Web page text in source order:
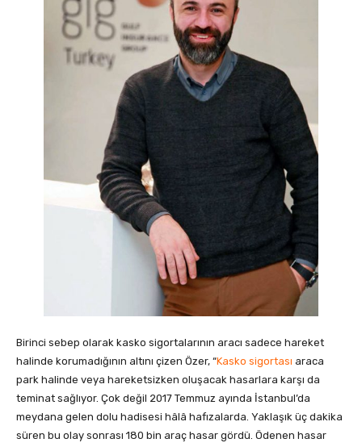
Birinci sebep olarak kasko sigortalarının aracı sadece hareket
halinde korumadığının altını çizen Özer, “Kasko sigortası araca
park halinde veya hareketsizken oluşacak hasarlara karşı da
teminat sağlıyor. Çok değil 2017 Temmuz ayında İstanbul’da
meydana gelen dolu hadisesi hâlâ hafızalarda. Yaklaşık üç dakika
süren bu olay sonrası 180 bin araç hasar gördü. Ödenen hasar